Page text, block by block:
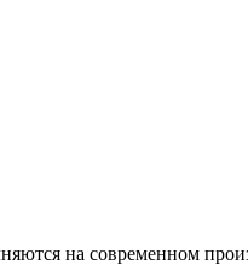
на современном